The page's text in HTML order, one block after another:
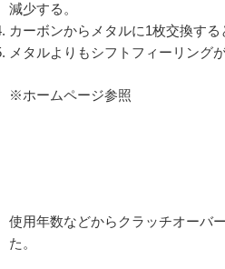
減少する。
カーボンからメタルに1枚交換する
メタルよりもシフトフィーリング
※ホームページ参照
使用年数などからクラッチオーバ
た。